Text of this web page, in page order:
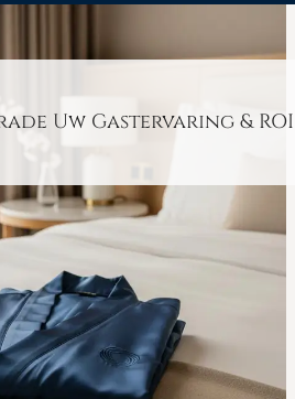
Uw Gastervaring & ROI